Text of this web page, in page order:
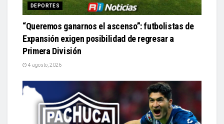
DEPORTES
“Queremos ganarnos el ascenso”: futbolistas de
Expansión exigen posibilidad de regresar a
Primera División
4 agosto, 2026